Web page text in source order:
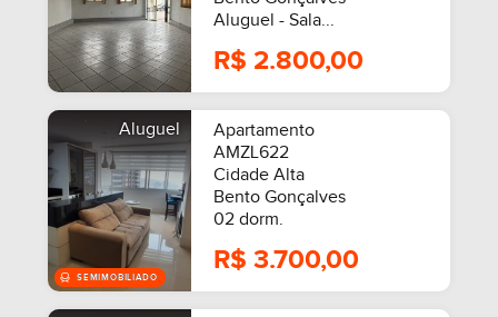
Aluguel - Sala...
R$ 2.800,00
Aluguel
Apartamento
AMZL622
Cidade Alta
Bento Gonçalves
02 dorm.
R$ 3.700,00